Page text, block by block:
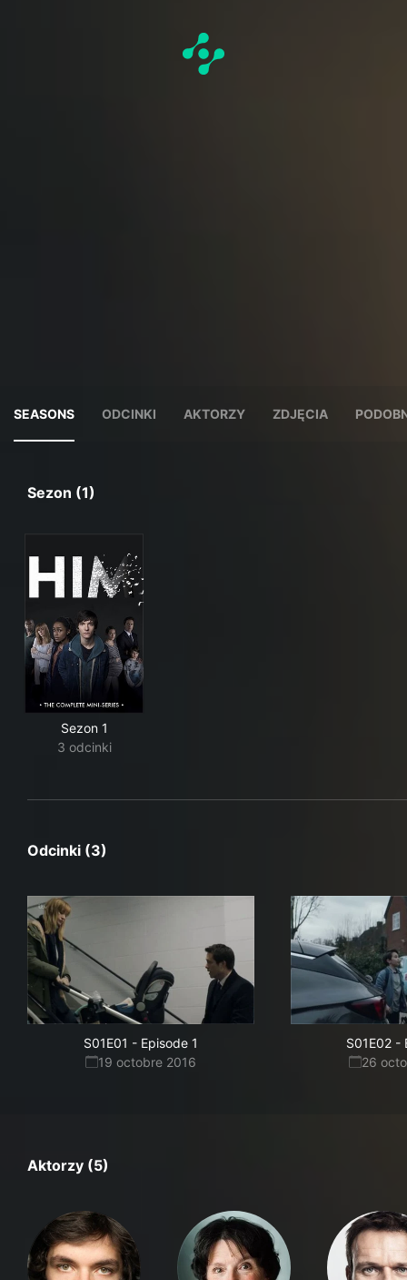
SEASONS ODCINKI AKTORZY ZDJĘCIA
Sezon (1)
Sezon 1
3 odcinki
Odcinki (3)
S01E01 - Episode 1
19 octobre 2016
S01E02 -
26
Aktorzy (5)